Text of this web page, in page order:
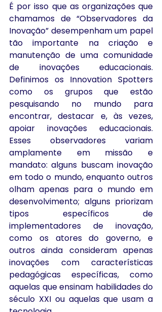
É por isso que as organizações que
chamamos de “Observadores da
Inovação” desempenham um papel
tão importante na criação e
manutenção de uma comunidade
de inovações educacionais.
Definimos os Innovation Spotters
como os grupos que estão
pesquisando no mundo para
encontrar, destacar e, às vezes,
apoiar inovações educacionais.
Esses observadores variam
amplamente em missão e
mandato: alguns buscam inovação
em todo o mundo, enquanto outros
olham apenas para o mundo em
desenvolvimento; alguns priorizam
tipos específicos de
implementadores de inovação,
como os atores do governo, e
outros ainda consideram apenas
inovações com características
pedagógicas específicas, como
aquelas que ensinam habilidades do
século XXI ou aquelas que usam a